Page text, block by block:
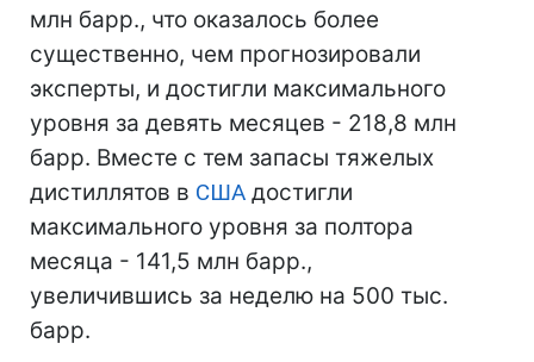
млн барр., что оказалось более
существенно, чем прогнозировали
эксперты, и достигли максимального
уровня за девять месяцев - 218,8 млн
барр. Вместе с тем запасы тяжелых
дистиллятов в США достигли
максимального уровня за полтора
месяца - 141,5 млн барр.,
увеличившись за неделю на 500 тыс.
барр.